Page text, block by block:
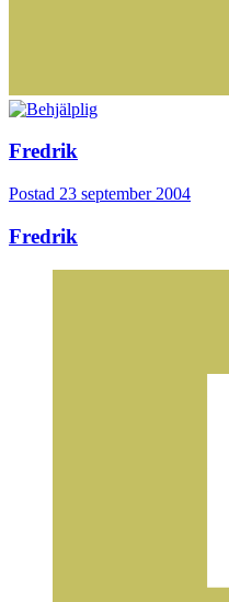
Fredrik
Postad 23 september 2004
Fredrik